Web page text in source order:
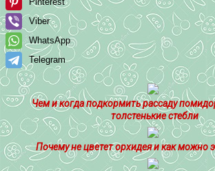
Viber
WhatsApp
Telegram
Чем и когда подкормить рассаду
толстенькие стебли
Почему не цветет орхидея и как можно